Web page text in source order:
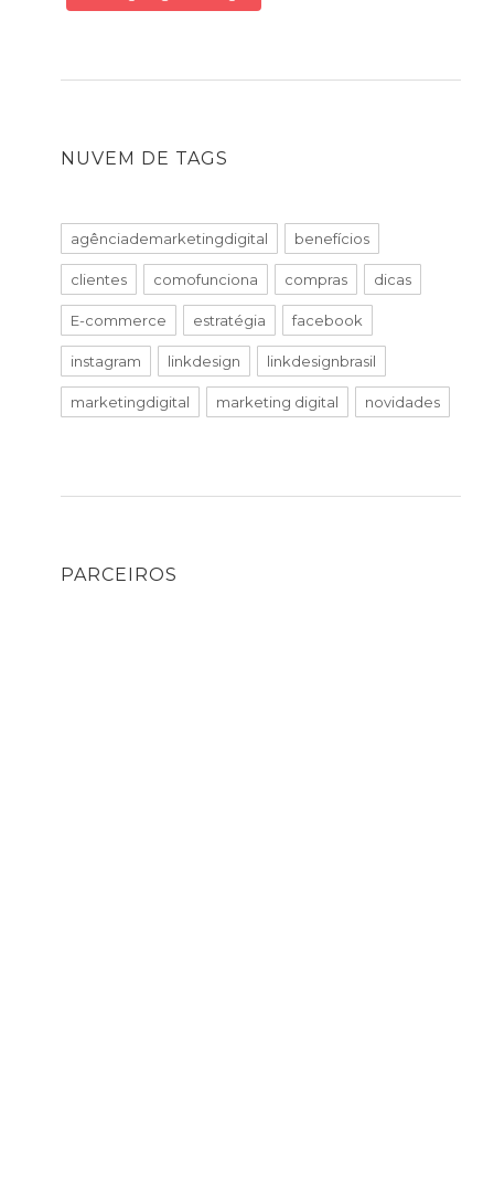
NUVEM DE TAGS
agênciademarketingdigital benefícios
clientes comofunciona compras dicas
E-commerce estratégia facebook
instagram linkdesign linkdesignbrasil
marketingdigital marketing digital novidades
PARCEIROS